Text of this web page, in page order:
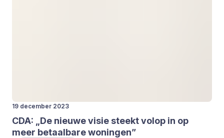
19 december 2023
CDA:
De nieu­we visie steekt vol­op in op
meer betaal­ba­re wonin­gen”